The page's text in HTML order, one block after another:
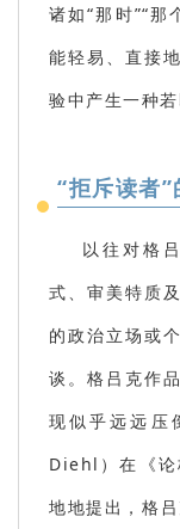
诸如“那时”“那
能轻易、直接
验中产生一种若
“拒斥读者
以往对格
式、审美特质
的政治立场或
谈。格吕克作
现似乎远远压
Diehl）在《
地地提出，格